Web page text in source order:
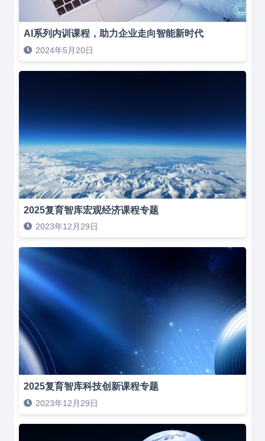
AI系列内训课程，助力企业走向智能新时代
2024年5月20日
2025复育智库宏观经济课程专题
2023年12月29日
2025复育智库科技创新课程专题
2023年12月29日